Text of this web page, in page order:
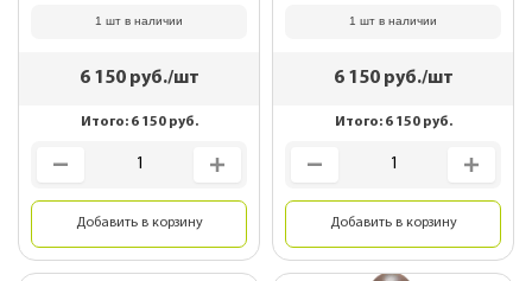
Графитовый серый
1 шт в наличии
6 150руб./шт
Итого: 6 150руб.
Добавить в корзину
1 шт в наличии
6 150руб./шт
Итого: 6 150руб.
Добавить в корзину